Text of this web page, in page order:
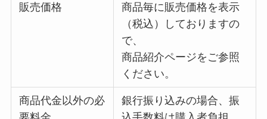
販売価格
商品毎に販売価格を表示
（税込）しておりますの
で、
商品紹介ページをご参照
ください。
商品代金以外の必
銀行振り込みの場合、振